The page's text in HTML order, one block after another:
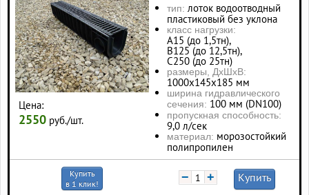
Цена:
2550 руб./шт.
тип: лоток водоотводный
пластиковый без уклона
класс нагрузки:
А15 (до 1,5тн),
В125 (до 12,5тн),
С250 (до 25тн)
размеры, ДхШхВ:
1000х145х185 мм
ширина гидравлического
сечения: 100 мм (DN100)
пропускная способность:
9,0 л/сек
материал: морозостойкий
полипропилен
Купить
в 1 клик!
− + Купить